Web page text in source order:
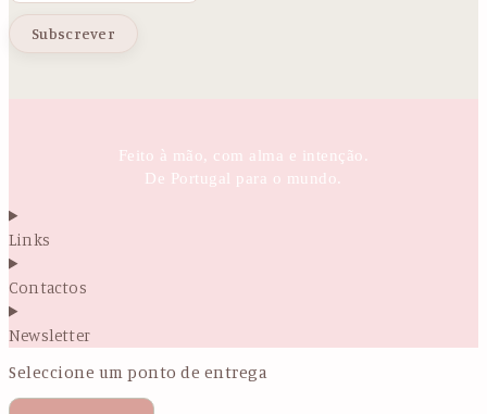
Feito à mão, com alma e intenção.
De Portugal para o mundo.
Links
Contactos
Newsletter
Seleccione um ponto de entrega